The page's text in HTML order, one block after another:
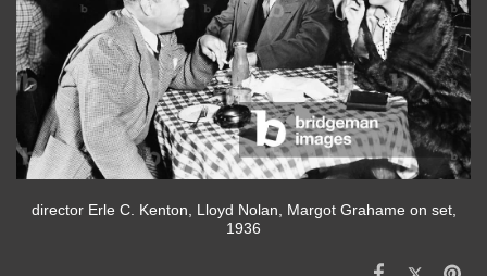
director Erle C. Kenton, Lloyd Nolan, Margot Grahame on set,
1936